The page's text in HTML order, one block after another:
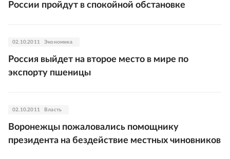
России пройдут в спокойной обстановке
02.10.2011 Экономика
Россия выйдет на второе место в мире по
экспорту пшеницы
02.10.2011 Власть
Воронежцы пожаловались помощнику
президента на бездействие местных чиновников